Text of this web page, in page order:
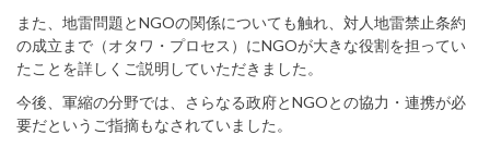
また、地雷問題とNGOの関係についても触れ、対人地雷禁止条約
の成立まで（オタワ・プロセス）にNGOが大きな役割を担ってい
たことを詳しくご説明していただきました。
今後、軍縮の分野では、さらなる政府とNGOとの協力・連携が必
要だというご指摘もなされていました。